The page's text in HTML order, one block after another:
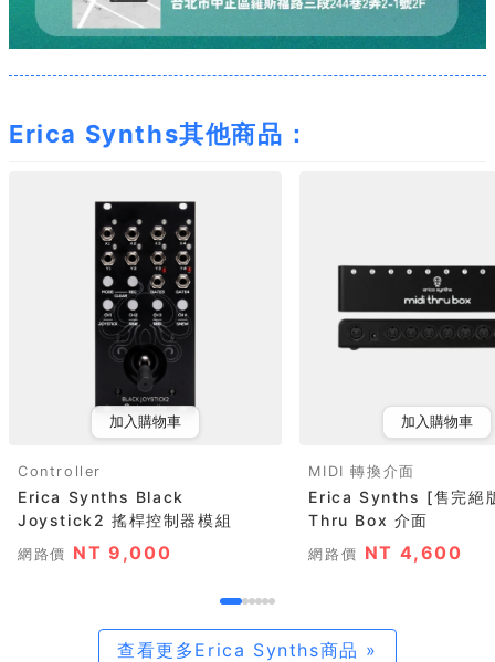
Erica Synths其他商品：
加入購物車
Controller
Erica Synths Black
Joystick2 搖桿控制器模組
網路價 NT 9,000
加入購物車
MIDI 轉換介面
Erica Synths [售完絕
Thru Box 介面
網路價 NT 4,600
查看更多Erica Synths商品 »